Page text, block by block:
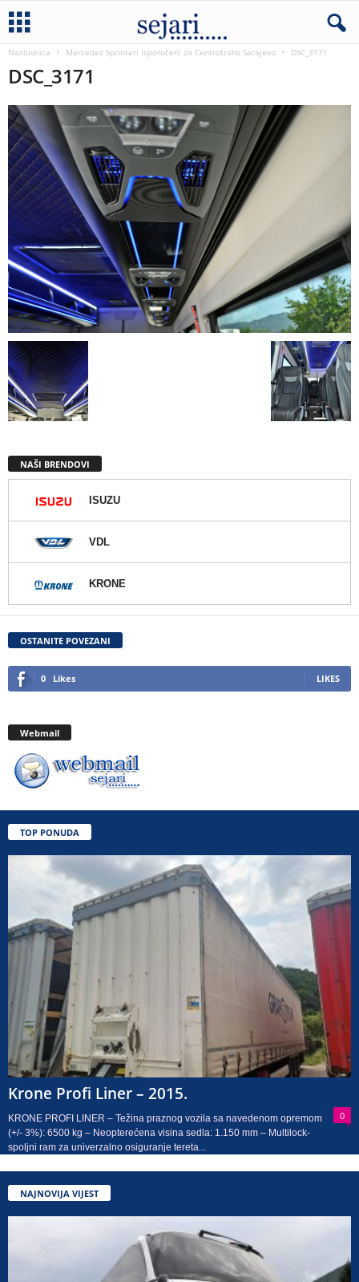
Naslovnica Mercedes Sprinteri isporučeni za Centrotrans Sarajevo DSC_3171
DSC_3171
NAŠI BRENDOVI
ISUZU
VDL
KRONE
OSTANITE POVEZANI
0 Likes LIKES
Webmail
TOP PONUDA
Krone Profi Liner – 2015.
0
KRONE PROFI LINER – Težina praznog vozila sa navedenom opremom
(+/- 3%): 6500 kg – Neopterećena visina sedla: 1.150 mm – Multilock-
spoljni ram za univerzalno osiguranje tereta...
NAJNOVIJA VIJEST